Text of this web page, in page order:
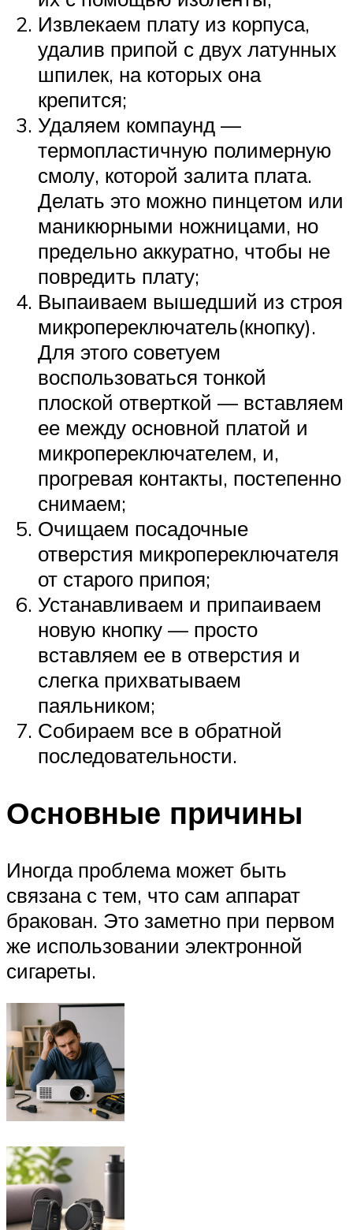
Извлекаем плату из корпуса,
удалив припой с двух латунных
шпилек, на которых она
крепится;
Удаляем компаунд —
термопластичную полимерную
смолу, которой залита плата.
Делать это можно пинцетом или
маникюрными ножницами, но
предельно аккуратно, чтобы не
повредить плату;
Выпаиваем вышедший из строя
микропереключатель(кнопку).
Для этого советуем
воспользоваться тонкой
плоской отверткой — вставляем
ее между основной платой и
микропереключателем, и,
прогревая контакты, постепенно
снимаем;
Очищаем посадочные
отверстия микропереключателя
от старого припоя;
Устанавливаем и припаиваем
новую кнопку — просто
вставляем ее в отверстия и
слегка прихватываем
паяльником;
Собираем все в обратной
последовательности.
Основные причины
Иногда проблема может быть
связана с тем, что сам аппарат
бракован. Это заметно при первом
же использовании электронной
сигареты.